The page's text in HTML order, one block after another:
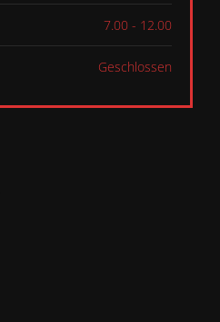
7.00 - 12.00
Geschlossen